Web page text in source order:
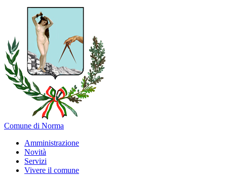
Comune di Norma
Amministrazione
Novità
Servizi
Vivere il comune